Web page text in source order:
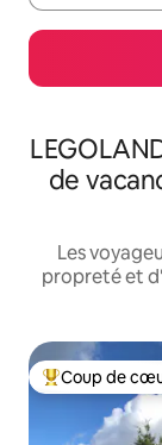
de
Les
propreté et
Coup de cœur
Coup de